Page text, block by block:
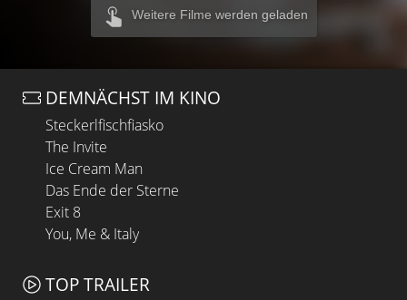
Weitere Filme werden geladen
DEMNÄCHST IM KINO
Steckerlfischfiasko
The Invite
Ice Cream Man
Das Ende der Sterne
Exit 8
You, Me & Italy
TOP TRAILER